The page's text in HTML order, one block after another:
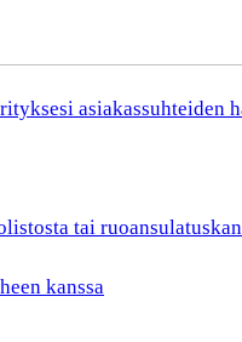
asiakassuhteiden
tai
kanssa